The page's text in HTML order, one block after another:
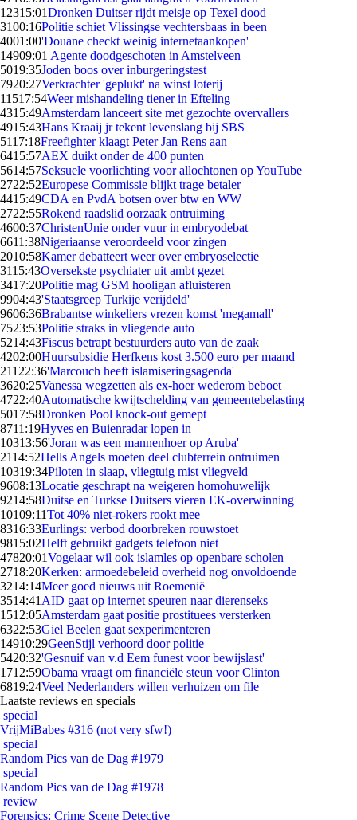
12315:01Dronken Duitser rijdt meisje op Texel dood
3100:16Politie schiet Vlissingse vechtersbaas in been
4001:00'Douane checkt weinig internetaankopen'
14909:01 Agente doodgeschoten in Amstelveen
5019:35Joden boos over inburgeringstest
7920:27Verkrachter 'geplukt' na winst loterij
11517:54Weer mishandeling tiener in Efteling
4315:49Amsterdam lanceert site met gezochte overvallers
4915:43Hans Kraaij jr tekent levenslang bij SBS
5117:18Freefighter klaagt Peter Jan Rens aan
6415:57AEX duikt onder de 400 punten
5614:57Seksuele voorlichting voor allochtonen op YouTube
2722:52Europese Commissie blijkt trage betaler
4415:49CDA en PvdA botsen over btw en WW
2722:55Rokend raadslid oorzaak ontruiming
4600:37ChristenUnie onder vuur in embryodebat
6611:38Nigeriaanse veroordeeld voor zingen
2010:58Kamer debatteert weer over embryoselectie
3115:43Oversekste psychiater uit ambt gezet
3417:20Politie mag GSM hooligan afluisteren
9904:43'Staatsgreep Turkije verijdeld'
9606:36Brabantse winkeliers vrezen komst 'megamall'
7523:53Politie straks in vliegende auto
5214:43Fiscus betrapt bestuurders auto van de zaak
4202:00Huursubsidie Herfkens kost 3.500 euro per maand
211 22:36'Marcouch heeft islamiseringsagenda'
3620:25Vanessa wegzetten als ex-hoer wederom beboet
4722:40Automatische kwijtschelding van gemeentebelasting
5017:58Dronken Pool knock-out gemept
8711:19Hyves en Buienradar lopen in
10313:56'Joran was een mannenhoer op Aruba'
2114:52Hells Angels moeten deel clubterrein ontruimen
10319:34Piloten in slaap, vliegtuig mist vliegveld
9608:13Locatie geschrapt na weigeren homohuwelijk
9214:58Duitse en Turkse Duitsers vieren EK-overwinning
10109:11Tot 40% niet-rokers rookt mee
8316:33Eurlings: verbod doorbreken rouwstoet
9815:02Helft gebruikt gadgets telefoon niet
47820:01Vogelaar wil ook islamles op openbare scholen
2718:20Kerken: armoedebeleid overheid nog onvoldoende
3214:14Meer goed nieuws uit Roemenië
3514:41 AID gaat op internet speuren naar dierenseks
1512:05Amsterdam gaat positie prostituees versterken
6322:53Giel Beelen gaat sexperimenteren
14910:29GeenStijl verhoord door politie
5420:32'Gesnuif van v.d Eem funest voor bewijslast'
1712:59Obama vraagt om financiële steun voor Clinton
6819:24Veel Nederlanders willen verhuizen om file
Laatste reviews en specials
special
VrijMiBabes #316 (not very sfw!)
special
Random Pics van de Dag #1979
special
Random Pics van de Dag #1978
review
Forensics: Crime Scene Detective